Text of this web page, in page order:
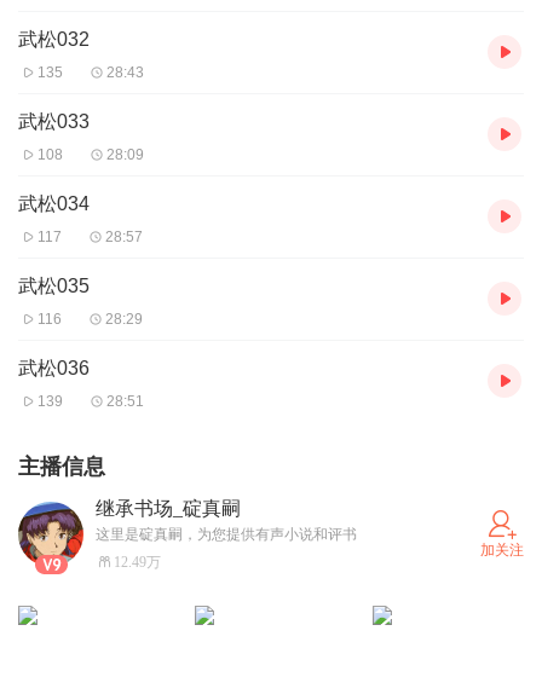
武松032
135 28:43
武松033
108 28:09
武松034
117 28:57
武松035
116 28:29
武松036
139 28:51
主播信息
继承书场_碇真嗣
这里是碇真嗣，为您提供有声小说和评书
12.49万
加关注